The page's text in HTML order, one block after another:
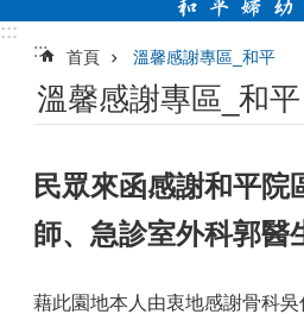
:::
:::
首頁 溫馨感謝專區_和平
溫馨感謝專區_和平
民眾來函感謝和平院
師、急診室外科郭醫
藉此園地本人由衷地感謝骨科